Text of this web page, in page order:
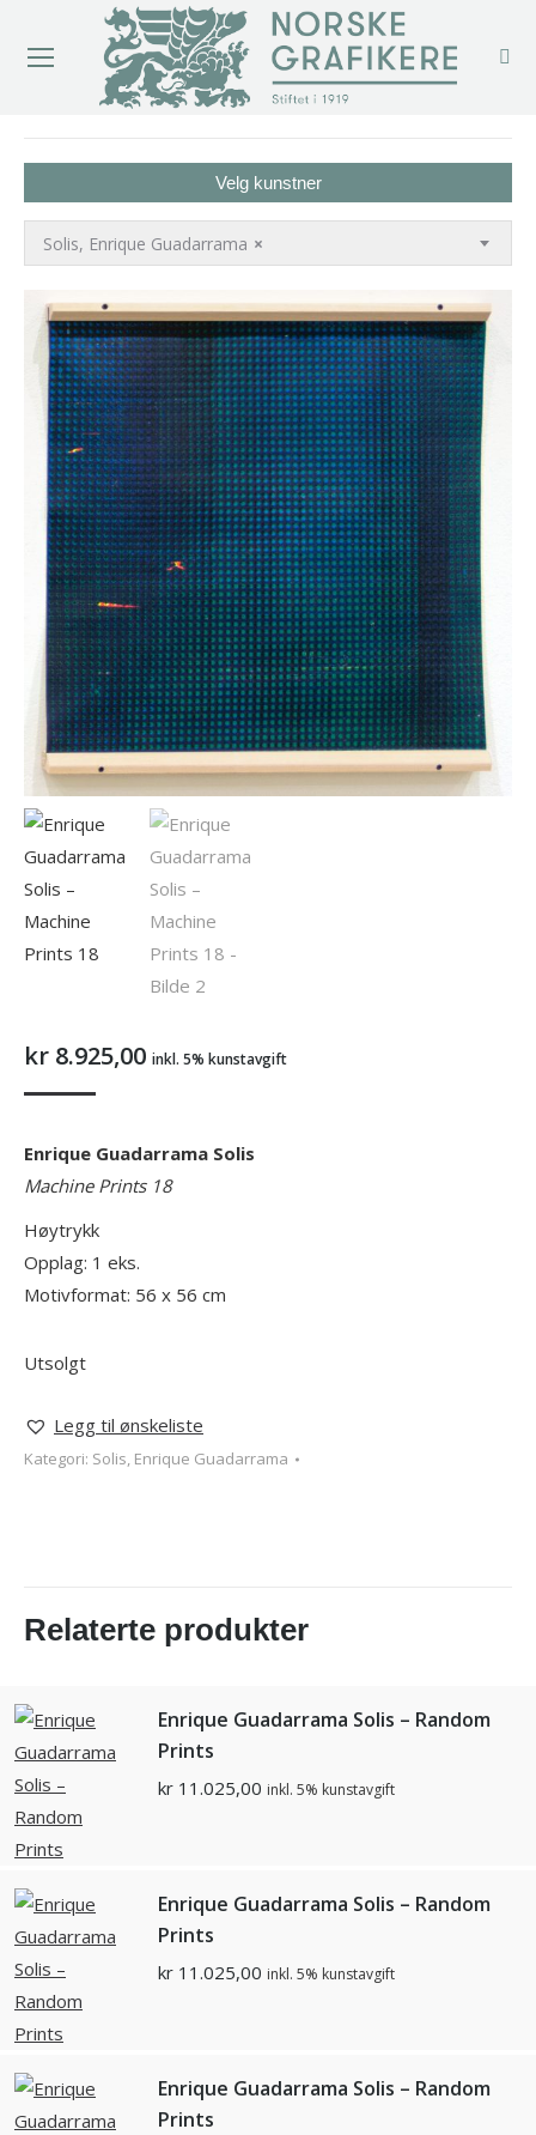
Velg kunstner
×
Solis, Enrique Guadarrama
kr 8.925,00 inkl. 5% kunstavgift
Enrique Guadarrama Solis
Machine Prints 18
Høytrykk
Opplag: 1 eks.
Motivformat: 56 x 56 cm
Utsolgt
Legg til ønskeliste
Kategori: Solis, Enrique Guadarrama
Relaterte produkter
Enrique Guadarrama Solis – Random
Prints
kr 11.025,00 inkl. 5% kunstavgift
Enrique Guadarrama Solis – Random
Prints
kr 11.025,00 inkl. 5% kunstavgift
Enrique Guadarrama Solis – Random
Prints